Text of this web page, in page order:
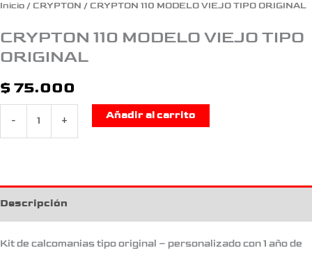
Inicio / CRYPTON / CRYPTON 110 MODELO VIEJO TIPO ORIGINAL
CRYPTON 110 MODELO VIEJO TIPO
ORIGINAL
$ 75.000
-
cantidad
+
Añadir al carrito
Descripción
Kit de calcomanias tipo original – personalizado con 1 año de